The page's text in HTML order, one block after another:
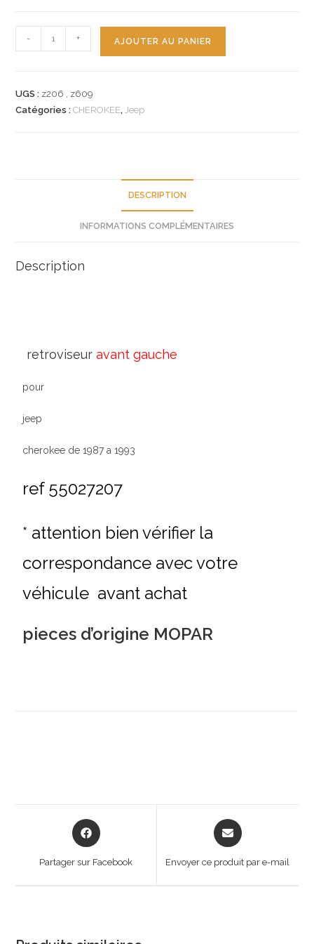
de
retroviseur
- + AJOUTER AU PANIER
UGS : z206 , z609
Catégories :CHEROKEE,Jeep
DESCRIPTION
INFORMATIONS COMPLÉMENTAIRES
Description
retroviseuravant gauche
pour
jeep
cherokee de 1987 a 1993
ref 55027207
* attention bien vérifier la
correspondance avec votre
véhicule avant achat
pieces d’origine MOPAR
Opens
in
Partager sur Facebook
Opens
in
new
Envoyer ce produit par e-mail